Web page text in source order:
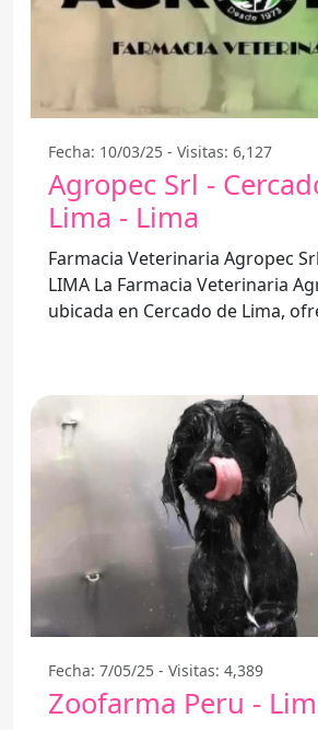
Fecha: 10/03/25 - Visitas: 6,127
Agropec Srl -
Lima - Lima
Farmacia Veterinaria Agropec
LIMA La Farmacia Veterinaria Agropec Srl
ubicada en Cercado de Lima,
Fecha: 7/05/25 - Visitas: 4,389
Zoofarma Peru -